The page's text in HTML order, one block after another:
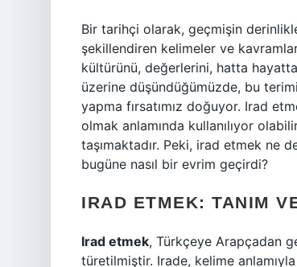
Bir tarihçi olarak, geçmişin
şekillendiren kelimeler ve
kültürünü, değerlerini, hatta
üzerine düşündüğümüzde, bu
yapma fırsatımız doğuyor. Irad
olmak anlamında kullanılıyor
taşımaktadır. Peki, irad etmek ne
bugüne nasıl bir evrim geçirdi?
IRAD ETMEK: TANIM
Irad etmek, Türkçeye Arapçadan
türetilmiştir. Irade, kelime